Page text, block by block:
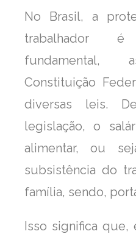
No Brasil, a
trabalhador
fundamental,
Constituição
diversas leis.
legislação, o
alimentar, ou
subsistência do
família, sendo,
Isso significa que,